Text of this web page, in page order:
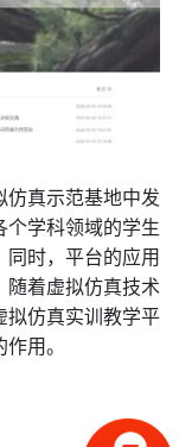
仿真示范基地中发
个学科领域的学生
时，平台的应用
随着虚拟仿真技术
拟仿真实训教学平
用。